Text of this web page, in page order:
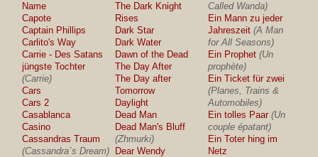
Name
Capote
Captain Phillips
Carlito's Way
Carrie - Des Satans
jüngste Tochter
(Carrie)
Cars
Cars 2
Casablanca
Casino
Cassandras Traum
(Cassandra´s Dream)
The Dark Knight
Rises
Dark Star
Dark Water
Dawn of the Dead
The Day After
The Day after
Tomorrow
Daylight
Dead Man
Dead Man's Bluff
(Zhmurki)
Dear Wendy
Called Wanda)
Ein Mann zu jeder
Jahreszeit (A Man
for All Seasons)
Ein Prophet (Un
prophète)
Ein Ticket für zwei
(Planes, Trains &
Automobiles)
Ein tolles Paar (Un
couple épatant)
Ein Toter hing im
Netz